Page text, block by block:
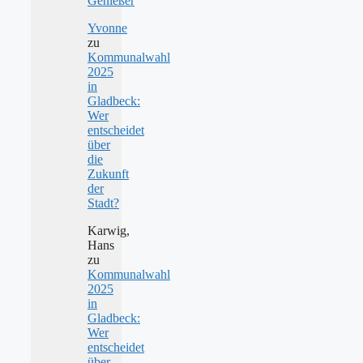
Yvonne
zu
Kommunalwahl
2025
in
Gladbeck:
Wer
entscheidet
über
die
Zukunft
der
Stadt?
Karwig,
Hans
zu
Kommunalwahl
2025
in
Gladbeck:
Wer
entscheidet